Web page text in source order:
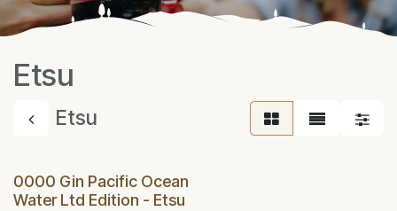
Etsu
Etsu
0000 Gin Pacific Ocean
Water Ltd Edition - Etsu